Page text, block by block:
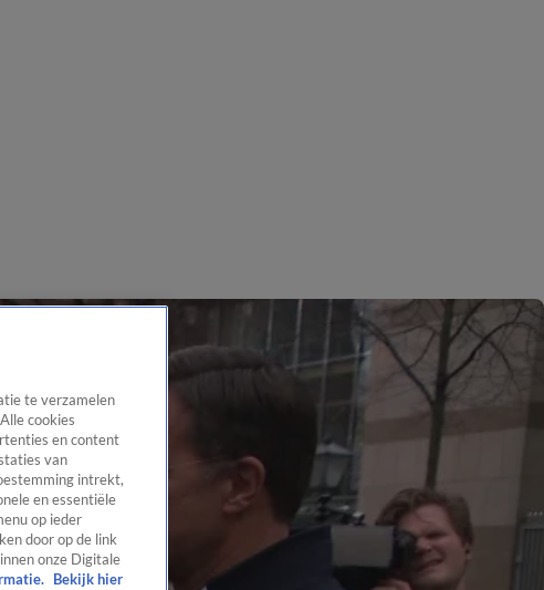
te verzamelen
cookies
en content
van
intrekt,
en essentiële
op ieder
door op de link
onze Digitale
Bekijk hier